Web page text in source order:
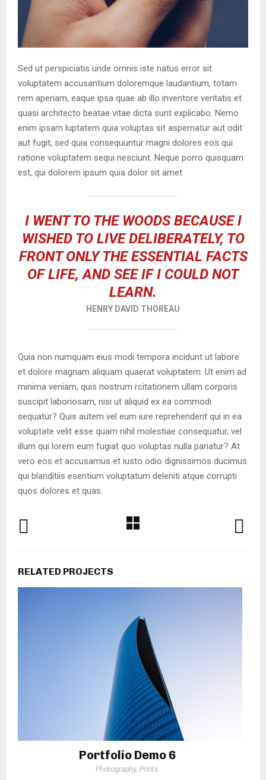
Sed ut perspiciatis unde omnis iste natus error sit
voluptatem accusantium doloremque laudantium, totam
rem aperiam, eaque ipsa quae ab illo inventore veritatis et
quasi architecto beatae vitae dicta sunt explicabo. Nemo
enim ipsam luptatem quia voluptas sit aspernatur aut odit
aut fugit, sed quia consequuntur magni dolores eos qui
ratione voluptatem sequi nesciunt. Neque porro quisquam
est, qui dolorem ipsum quia dolor sit amet
I WENT TO THE WOODS BECAUSE I
WISHED TO LIVE DELIBERATELY, TO
FRONT ONLY THE ESSENTIAL FACTS
OF LIFE, AND SEE IF I COULD NOT
LEARN.
HENRY DAVID THOREAU
Quia non numquam eius modi tempora incidunt ut labore
et dolore magnam aliquam quaerat voluptatem. Ut enim ad
minima veniam, quis nostrum rcitationem ullam corporis
suscipit laboriosam, nisi ut aliquid ex ea commodi
sequatur? Quis autem vel eum iure reprehenderit qui in ea
voluptate velit esse quam nihil molestiae consequatur, vel
illum qui lorem eum fugiat quo voluptas nulla pariatur? At
vero eos et accusamus et iusto odio dignissimos ducimus
qui blanditiis esentium voluptatum deleniti atque corrupti
quos dolores et quas.
RELATED PROJECTS
Portfolio Demo 6
Photography, Prints